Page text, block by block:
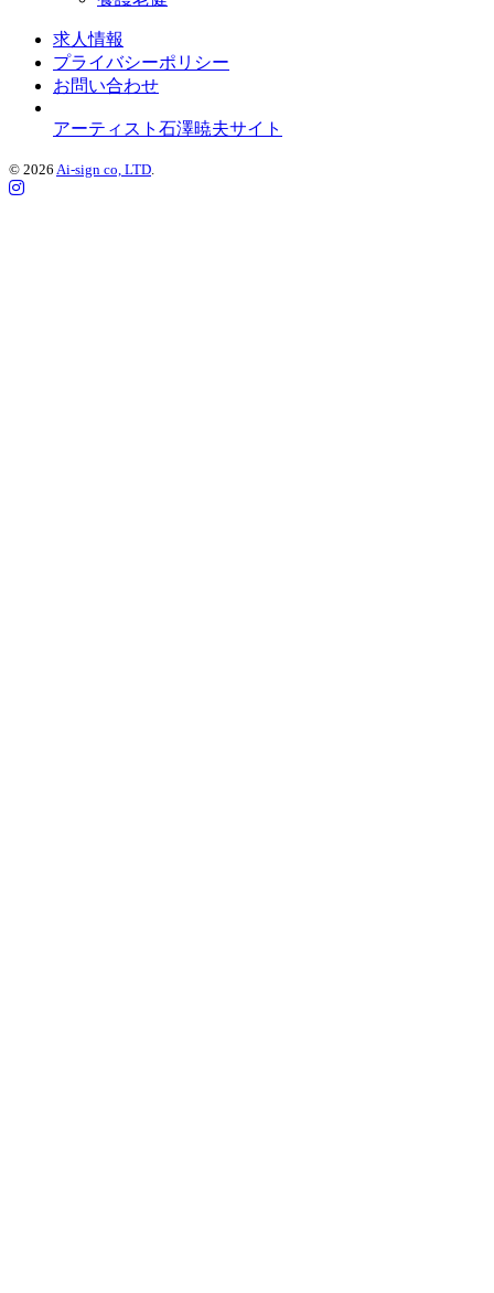
求人情報
プライバシーポリシー
お問い合わせ
アーティスト石澤暁夫サイト
© 2026 Ai-sign co, LTD.